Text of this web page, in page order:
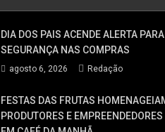
DIA DOS PAIS ACENDE ALERTA PARA
SEGURANÇA NAS COMPRAS
agosto 6, 2026 Redação
FESTAS DAS FRUTAS
PRODUTORES E EMPREENDEDORES